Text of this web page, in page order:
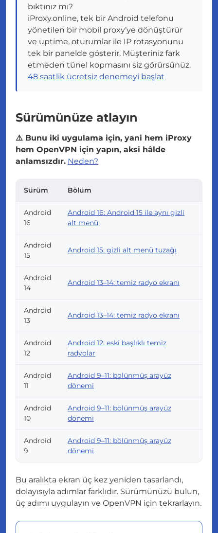
bıktınız mı?
iProxy.online, tek bir Android telefonu
yönetilen bir mobil proxy’ye dönüştürür
ve uptime, oturumlar ile IP rotasyonunu
tek bir panelde gösterir. Müşteriniz fark
etmeden tünel kopmasını siz görürsünüz.
48 saatlik ücretsiz denemeyi başlat
Sürümünüze atlayın
⚠️ Bunu iki uygulama için, yani hem iProxy
hem OpenVPN için yapın, aksi hâlde
anlamsızdır. Neden?
Sürüm Bölüm
Android
16
Android 16: Android 15 ile aynı gizli
alt menü
Android
15
Android 15: gizli alt menü tuzağı
Android
14
Android 13–14: temiz radyo ekranı
Android
13
Android 13–14: temiz radyo ekranı
Android
12
Android 12: eski başlıklı temiz
radyolar
Android
11
Android 9–11: bölünmüş arayüz
dönemi
Android
10
Android 9–11: bölünmüş arayüz
dönemi
Android
9
Android 9–11: bölünmüş arayüz
dönemi
Bu aralıkta ekran üç kez yeniden tasarlandı,
dolayısıyla adımlar farklıdır. Sürümünüzü bulun,
üç adımı uygulayın ve OpenVPN için tekrarlayın.